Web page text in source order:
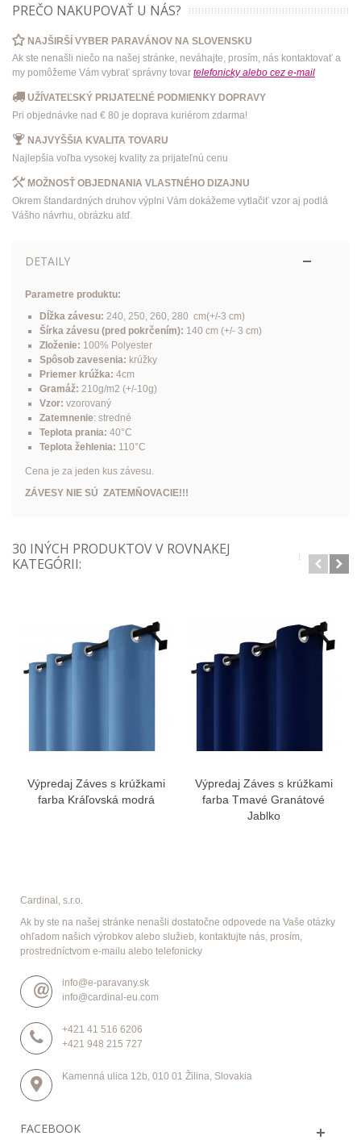
PREČO NAKUPOVAŤ U NÁS?
NAJŠIRŠÍ VYBER PARAVÁNOV NA SLOVENSKU
Ak ste nenašli niečo na našej stránke, neváhajte, prosím, nás kontaktovať a
my pomôžeme Vám vybrať správny tovar telefonicky alebo cez e-mail
UŽÍVATEĽSKÝ PRIJATEĽNÉ PODMIENKY DOPRAVY
Pri objednávke nad € 80 je doprava kuriérom zdarma!
NAJVYŠŠIA KVALITA TOVARU
Najlepšia voľba vysokej kvality za prijateľnú cenu
MOŽNOSŤ OBJEDNANIA VLASTNÉHO DIZAJNU
Okrem štandardných druhov výplni Vám dokážeme vytlačiť vzor aj podlá
Vášho návrhu, obrázku atď.
DETAILY
Parametre produktu:
Dĺžka závesu: 240, 250, 260, 280 cm(+/-3 cm)
Šírka závesu (pred pokrčením): 140 cm (+/- 3 cm)
Zloženie: 100% Polyester
Spôsob zavesenia: krúžky
Priemer krúžka: 4cm
Gramáž: 210g/m2 (+/-10g)
Vzor: vzorovaný
Zatemnenie: stredné
Teplota prania: 40°C
Teplota žehlenia: 110°C
Cena je za jeden kus závesu.
ZÁVESY NIE SÚ ZATEMŇOVACIE!!!
30 INÝCH PRODUKTOV V ROVNAKEJ
KATEGÓRII:
Výpredaj Záves s krúžkami
farba Kráľovská modrá
Výpredaj Záves s krúžkami
farba Tmavé Granátové
Jablko
Cardinal, s.r.o.
Ak by ste na našej stránke nenašli dostatočne odpovede na Vaše otázky
ohľadom našich výrobkov alebo služieb, kontaktujte nás, prosím,
prostredníctvom e-mailu alebo telefonicky
info@e-paravany.sk
info@cardinal-eu.com
+421 41 516 6206
+421 948 215 727
Kamenná ulica 12b, 010 01 Žilina, Slovakia
FACEBOOK